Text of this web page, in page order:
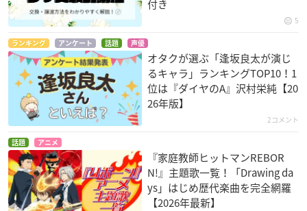
付き
5
ランキング アンケート 話題 声優
オタクが選ぶ「逢坂良太が演じ
るキャラ」ランキングTOP10！1
位は『ダイヤのA』沢村栄純【20
26年版】
2コメント
話題 アニメ
『家庭教師ヒットマンREBOR
N!』主題歌一覧！「Drawing da
ys」はじめ歴代楽曲を完全網羅
【2026年最新】